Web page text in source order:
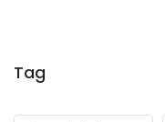
Tag